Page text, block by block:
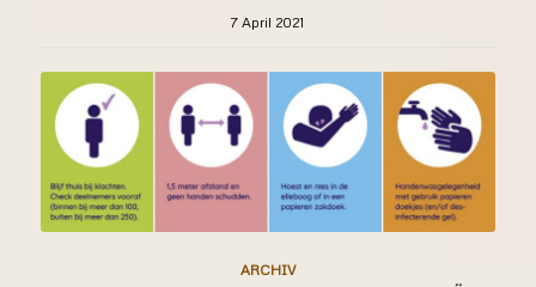
7 April 2021
ARCHIV
Copyright © 2026 Stiftung Grenslandmuseum Dinxperlo |
Datenschutzerklärung | Kontakt
| Diese Webseite wird ermöglicht
durch leeuw.design